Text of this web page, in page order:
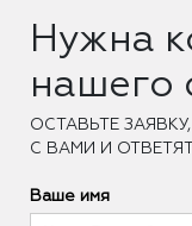
Нужна
нашего
ОCТАВЬТЕ
С ВАМИ И
Ваше имя